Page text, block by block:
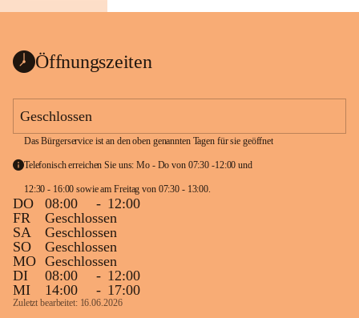
Öffnungszeiten
Geschlossen
Das Bürgerservice ist an den oben genannten Tagen für sie geöffnet
Telefonisch erreichen Sie uns: Mo - Do von 07:30 -12:00 und
DO 08:00 - 12:00
FR
Geschlossen
SA
Geschlossen
SO
Geschlossen
MO Geschlossen
DI
08:00 - 12:00
MI
14:00 - 17:00
Zuletzt bearbeitet: 16.06.2026